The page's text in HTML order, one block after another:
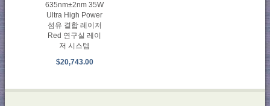
635nm±2nm 35W
Ultra High Power
섬유 결합 레이저
Red 연구실 레이
저 시스템
$20,743.00